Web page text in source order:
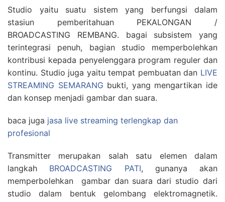
Studio yaitu suatu sistem yang berfungsi dalam
stasiun pemberitahuan PEKALONGAN /
BROADCASTING REMBANG. bagai subsistem yang
terintegrasi penuh, bagian studio memperbolehkan
kontribusi kepada penyelenggara program reguler dan
kontinu. Studio juga yaitu tempat pembuatan dan LIVE
STREAMING SEMARANG bukti, yang mengartikan ide
dan konsep menjadi gambar dan suara.
baca juga jasa live streaming terlengkap dan
profesional
Transmitter merupakan salah satu elemen dalam
langkah BROADCASTING PATI, gunanya akan
memperbolehkan gambar dan suara dari studio dari
studio dalam bentuk gelombang elektromagnetik.